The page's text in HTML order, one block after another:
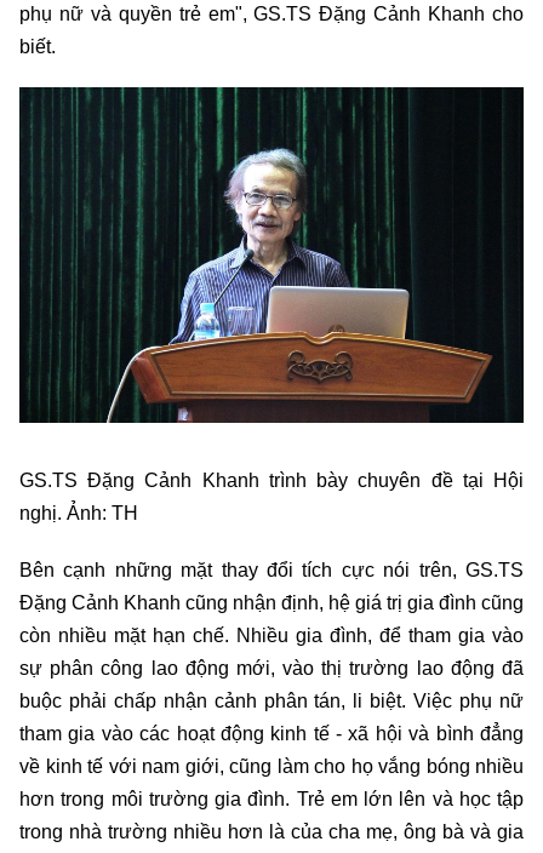
phụ nữ và quyền trẻ em", GS.TS Đặng Cảnh Khanh cho
biết.
GS.TS Đặng Cảnh Khanh trình bày chuyên đề tại Hội
nghị. Ảnh: TH
Bên cạnh những mặt thay đổi tích cực nói trên, GS.TS
Đặng Cảnh Khanh cũng nhận định, hệ giá trị gia đình cũng
còn nhiều mặt hạn chế. Nhiều gia đình, để tham gia vào
sự phân công lao động mới, vào thị trường lao động đã
buộc phải chấp nhận cảnh phân tán, li biệt. Việc phụ nữ
tham gia vào các hoạt động kinh tế - xã hội và bình đẳng
về kinh tế với nam giới, cũng làm cho họ vắng bóng nhiều
hơn trong môi trường gia đình. Trẻ em lớn lên và học tập
trong nhà trường nhiều hơn là của cha mẹ, ông bà và gia